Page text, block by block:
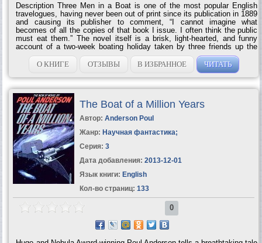
Description Three Men in a Boat is one of the most popular English
travelogues, having never been out of print since its publication in 1889
and causing its publisher to comment, “I cannot imagine what
becomes of all the copies of that book I issue. I often think the public
must eat them.” The novel itself is a brisk, light-hearted, and funny
account of a two-week boating holiday taken by three friends up the
Thames river. Jerome is a sort of everyman narrator, and even the
stodgiest reader can sympathize with at least some of the situations
and conundrums he and his friends find themselves in during their
adventure. Interspersed between comic moments are slightly more...
О КНИГЕ ОТЗЫВЫ В ИЗБРАННОЕ ЧИТАТЬ
The Boat of a Million Years
Автор: Anderson Poul
Жанр: Научная фантастика;
Серия: 3
Дата добавления: 2013-12-01
Язык книги: English
Кол-во страниц: 133
0